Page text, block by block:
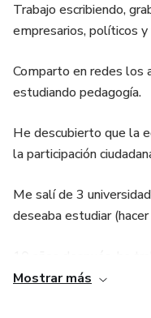
Trabajo escribiendo,
empresarios, políticos y
Comparto en redes los
estudiando pedagogía.
He descubierto que la
la participación
Me salí de 3
deseaba estudiar
públicas más grandes de
Mostrar más